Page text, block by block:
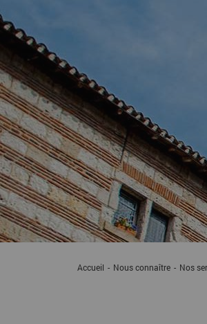
Accueil Nous connaître Nos